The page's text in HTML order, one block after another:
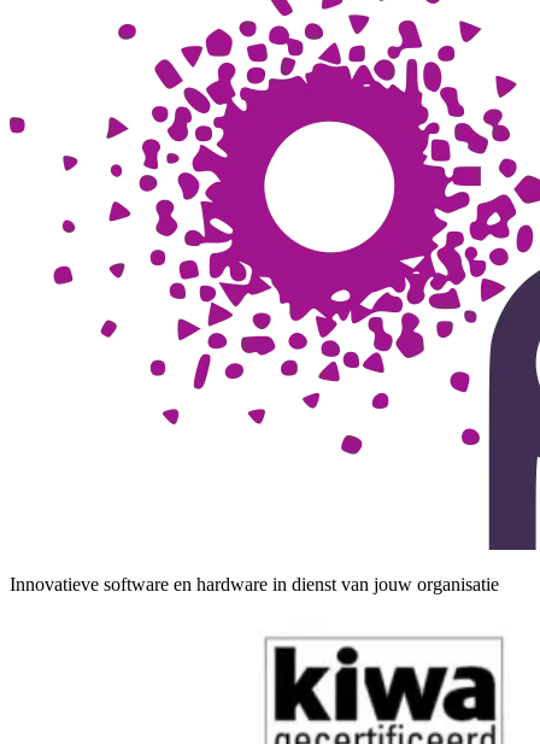
Innovatieve software en hardware in dienst van jouw organisatie